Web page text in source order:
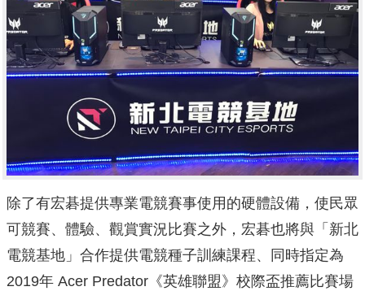
除了有宏碁提供專業電競賽事使用的硬體設備，使民眾
可競賽、體驗、觀賞實況比賽之外，宏碁也將與「新北
電競基地」合作提供電競種子訓練課程、同時指定為
2019年 Acer Predator《英雄聯盟》校際盃推薦比賽場